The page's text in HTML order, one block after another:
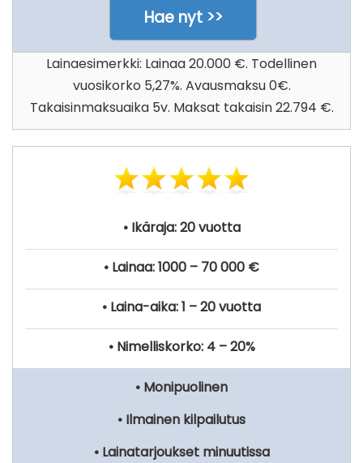
Hae nyt >>
Lainaesimerkki: Lainaa 20.000 €. Todellinen
vuosikorko 5,27%. Avausmaksu 0€.
Takaisinmaksuaika 5v. Maksat takaisin 22.794 €.
• Ikäraja: 20 vuotta
• Lainaa: 1000 – 70 000 €
• Laina-aika: 1 – 20 vuotta
• Nimelliskorko: 4 – 20%
• Monipuolinen
• Ilmainen kilpailutus
• Lainatarjoukset minuutissa